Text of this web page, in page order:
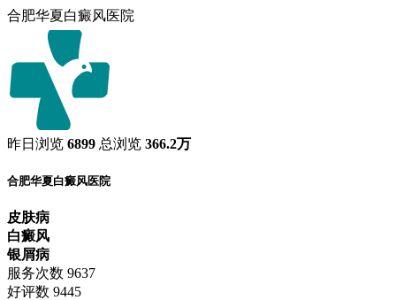
合肥华夏白癜风医院
昨日浏览 6899 总浏览 366.2万
合肥华夏白癜风医院
皮肤病
白癜风
银屑病
服务次数 9637
好评数 9445